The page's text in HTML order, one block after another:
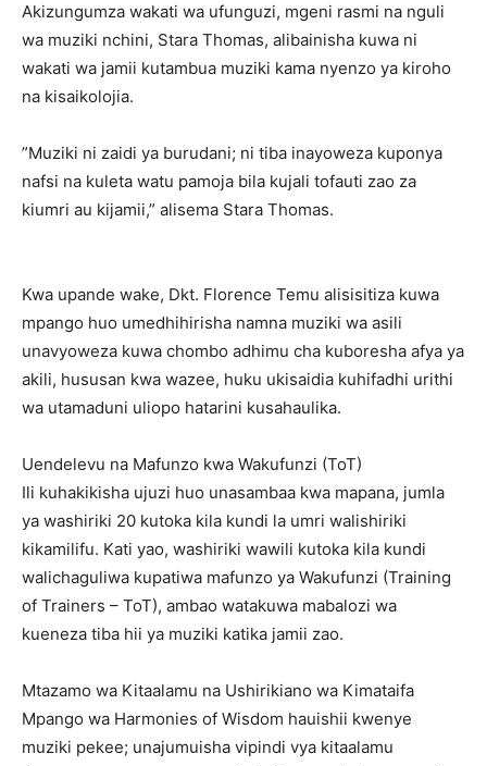
‎Akizungumza wakati wa ufunguzi, mgeni rasmi na nguli
wa muziki nchini, Stara Thomas, alibainisha kuwa ni
wakati wa jamii kutambua muziki kama nyenzo ya kiroho
na kisaikolojia.
‎”Muziki ni zaidi ya burudani; ni tiba inayoweza kuponya
nafsi na kuleta watu pamoja bila kujali tofauti zao za
kiumri au kijamii,” alisema Stara Thomas.
‎Kwa upande wake, Dkt. Florence Temu alisisitiza kuwa
mpango huo umedhihirisha namna muziki wa asili
unavyoweza kuwa chombo adhimu cha kuboresha afya ya
akili, hususan kwa wazee, huku ukisaidia kuhifadhi urithi
wa utamaduni uliopo hatarini kusahaulika.
‎Uendelevu na Mafunzo kwa Wakufunzi (ToT)
‎Ili kuhakikisha ujuzi huo unasambaa kwa mapana, jumla
ya washiriki 20 kutoka kila kundi la umri walishiriki
kikamilifu. Kati yao, washiriki wawili kutoka kila kundi
walichaguliwa kupatiwa mafunzo ya Wakufunzi (Training
of Trainers – ToT), ambao watakuwa mabalozi wa
kueneza tiba hii ya muziki katika jamii zao.
‎Mtazamo wa Kitaalamu na Ushirikiano wa Kimataifa
‎Mpango wa Harmonies of Wisdom hauishii kwenye
muziki pekee; unajumuisha vipindi vya kitaalamu